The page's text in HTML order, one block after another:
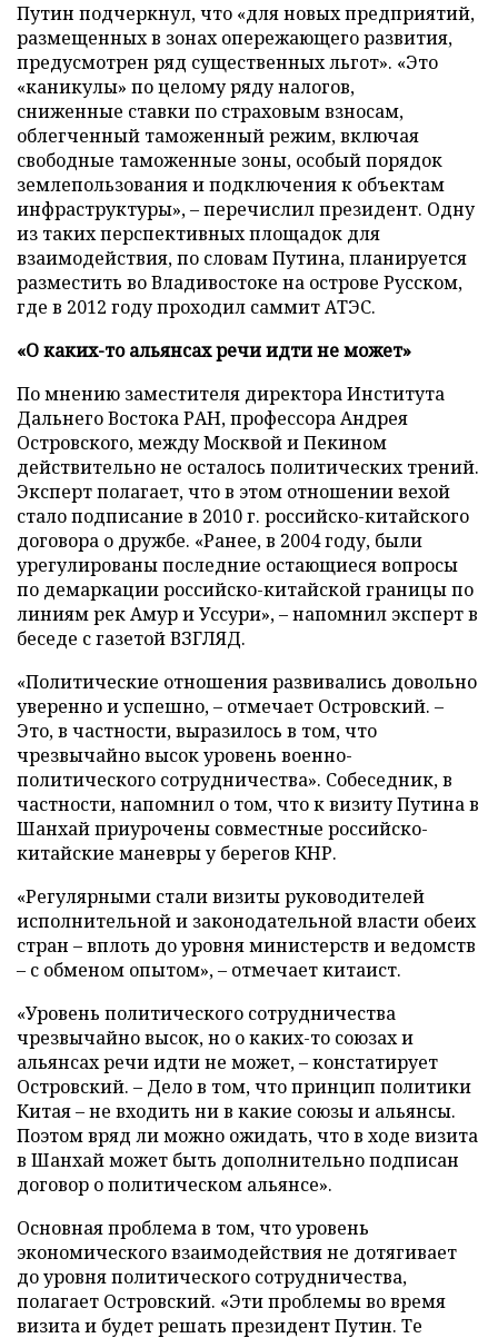
Путин подчеркнул, что «для новых предприятий,
размещенных в зонах опережающего развития,
предусмотрен ряд существенных льгот». «Это
«каникулы» по целому ряду налогов,
сниженные ставки по страховым взносам,
облегченный таможенный режим, включая
свободные таможенные зоны, особый порядок
землепользования и подключения к объектам
инфраструктуры», – перечислил президент. Одну
из таких перспективных площадок для
взаимодействия, по словам Путина, планируется
разместить во Владивостоке на острове Русском,
где в 2012 году проходил саммит АТЭС.
«О каких-то альянсах речи идти не может»
По мнению заместителя директора Института
Дальнего Востока РАН, профессора Андрея
Островского, между Москвой и Пекином
действительно не осталось политических трений.
Эксперт полагает, что в этом отношении вехой
стало подписание в 2010 г. российско-китайского
договора о дружбе. «Ранее, в 2004 году, были
урегулированы последние остающиеся вопросы
по демаркации российско-китайской границы по
линиям рек Амур и Уссури», – напомнил эксперт в
беседе с газетой ВЗГЛЯД.
«Политические отношения развивались довольно
уверенно и успешно, – отмечает Островский. –
Это, в частности, выразилось в том, что
чрезвычайно высок уровень военно-
политического сотрудничества». Собеседник, в
частности, напомнил о том, что к визиту Путина в
Шанхай приурочены совместные российско-
китайские маневры у берегов КНР.
«Регулярными стали визиты руководителей
исполнительной и законодательной власти обеих
стран – вплоть до уровня министерств и ведомств
– с обменом опытом», – отмечает китаист.
«Уровень политического сотрудничества
чрезвычайно высок, но о каких-то союзах и
альянсах речи идти не может, – констатирует
Островский. – Дело в том, что принцип политики
Китая – не входить ни в какие союзы и альянсы.
Поэтом вряд ли можно ожидать, что в ходе визита
в Шанхай может быть дополнительно подписан
договор о политическом альянсе».
Основная проблема в том, что уровень
экономического взаимодействия не дотягивает
до уровня политического сотрудничества,
полагает Островский. «Эти проблемы во время
визита и будет решать президент Путин. Те